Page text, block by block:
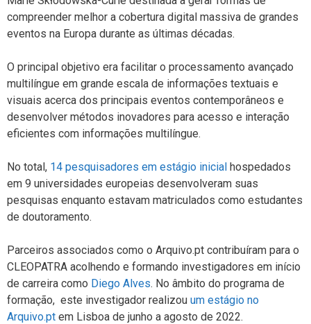
compreender melhor a cobertura digital massiva de grandes
eventos na Europa durante as últimas décadas.
O principal objetivo era facilitar o processamento avançado
multilíngue em grande escala de informações textuais e
visuais acerca dos principais eventos contemporâneos e
desenvolver métodos inovadores para acesso e interação
eficientes com informações multilíngue.
No total, 14 pesquisadores em estágio inicial hospedados
em 9 universidades europeias desenvolveram suas
pesquisas enquanto estavam matriculados como estudantes
de doutoramento.
Parceiros associados como o Arquivo.pt contribuíram para o
CLEOPATRA acolhendo e formando investigadores em início
de carreira como Diego Alves. No âmbito do programa de
formação, este investigador realizou um estágio no
Arquivo.pt em Lisboa de junho a agosto de 2022.